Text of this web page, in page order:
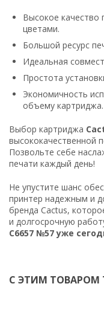
Высокое качество
цветами.
Большой ресурс
Идеальная
Простота
Экономичность
объему картриджа.
Выбор картриджа
высококачественной
Позвольте себе
печати каждый день!
Не упустите шанс
принтер надежным и
бренда Cactus,
и долгосрочную
C6657 №57 уже
С ЭТИМ ТОВАРОМ